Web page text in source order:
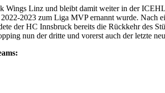
Wings Linz und bleibt damit weiter in der
2023 zum Liga MVP ernannt wurde.
der HC Innsbruck bereits die Rückkehr des
nun der dritte und vorerst auch der letzte